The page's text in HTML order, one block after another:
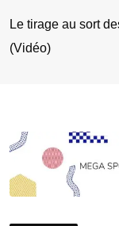
Le tirage au sort
(Vidéo)